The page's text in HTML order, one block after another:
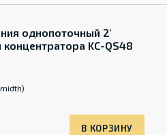
однопоточный 2'
KC-QS48
В КОРЗИНУ